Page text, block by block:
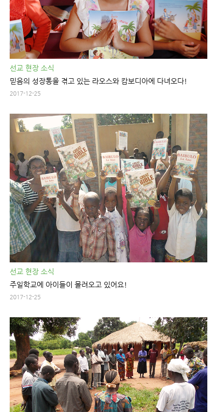
선교 현장 소식
믿음의 성장통을 겪고 있는 라오스와 캄보디아에 다녀오다!
2017-12-25
선교 현장 소식
주일학교에 아이들이 몰려오고 있어요!
2017-12-25